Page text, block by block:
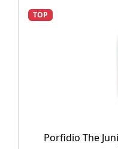
TOP
Porfidio The